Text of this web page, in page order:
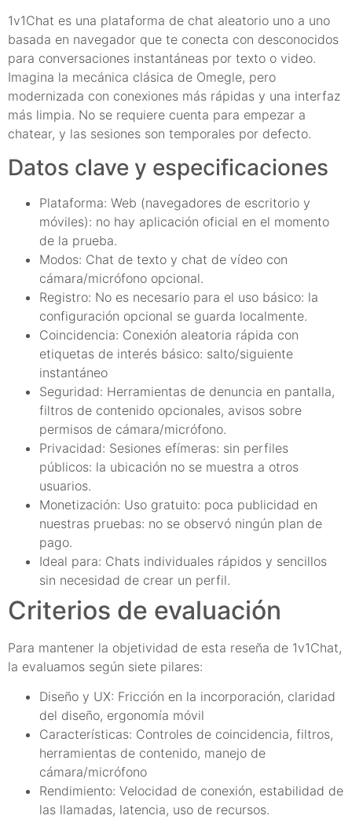
1v1Chat es una plataforma de chat aleatorio uno a uno
basada en navegador que te conecta con desconocidos
para conversaciones instantáneas por texto o video.
Imagina la mecánica clásica de Omegle, pero
modernizada con conexiones más rápidas y una interfaz
más limpia. No se requiere cuenta para empezar a
chatear, y las sesiones son temporales por defecto.
Datos clave y especificaciones
Plataforma: Web (navegadores de escritorio y
móviles): no hay aplicación oficial en el momento
de la prueba.
Modos: Chat de texto y chat de vídeo con
cámara/micrófono opcional.
Registro: No es necesario para el uso básico: la
configuración opcional se guarda localmente.
Coincidencia: Conexión aleatoria rápida con
etiquetas de interés básico: salto/siguiente
instantáneo
Seguridad: Herramientas de denuncia en pantalla,
filtros de contenido opcionales, avisos sobre
permisos de cámara/micrófono.
Privacidad: Sesiones efímeras: sin perfiles
públicos: la ubicación no se muestra a otros
usuarios.
Monetización: Uso gratuito: poca publicidad en
nuestras pruebas: no se observó ningún plan de
pago.
Ideal para: Chats individuales rápidos y sencillos
sin necesidad de crear un perfil.
Criterios de evaluación
Para mantener la objetividad de esta reseña de 1v1Chat,
la evaluamos según siete pilares:
Diseño y UX: Fricción en la incorporación, claridad
del diseño, ergonomía móvil
Características: Controles de coincidencia, filtros,
herramientas de contenido, manejo de
cámara/micrófono
Rendimiento: Velocidad de conexión, estabilidad de
las llamadas, latencia, uso de recursos.